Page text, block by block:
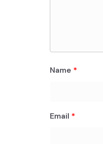
Name *
Email *